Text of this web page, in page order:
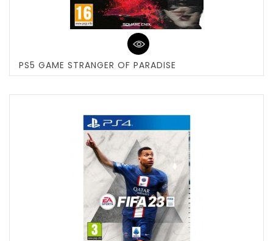
PS5 GAME STRANGER OF PARADISE